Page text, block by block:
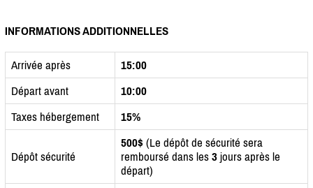
INFORMATIONS ADDITIONNELLES
Arrivée après
15:00
Départ avant
10:00
Taxes hébergement
15%
Dépôt sécurité
500$ (Le dépôt de sécurité sera
remboursé dans les 3 jours après le
départ)